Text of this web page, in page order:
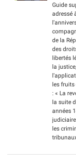
Guide
adressé
de la
des
libertés
la
les
: « La
la suite
années
les